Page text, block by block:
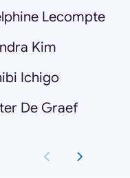
Lecompte
Kim
Ichigo
De Graef